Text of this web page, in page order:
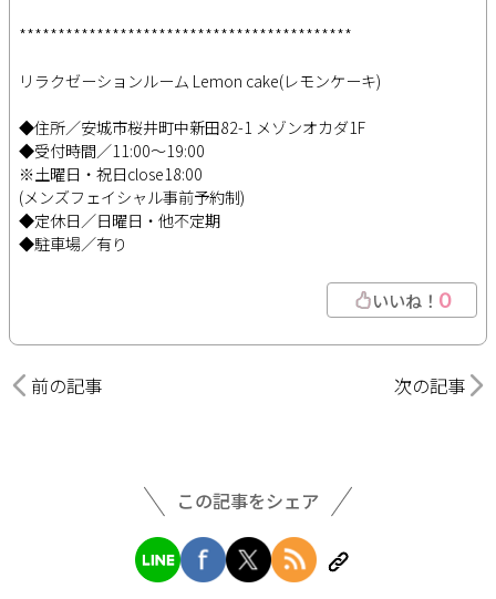
*******************************************
リラクゼーションルーム Lemon cake(レモンケーキ)
◆住所／安城市桜井町中新田82-1 メゾンオカダ1F
◆受付時間／11:00～19:00
※土曜日・祝日close18:00
(メンズフェイシャル事前予約制)
◆定休日／日曜日・他不定期
◆駐車場／有り
いいね！ 0
前の記事 次の記事
この記事をシェア